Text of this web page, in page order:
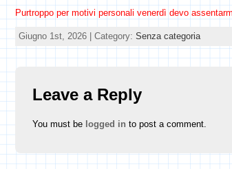
Purtroppo per motivi personali venerdì devo
Giugno 1st, 2026 | Category: Senza categoria
Leave a Reply
You must be logged in to post a comment.